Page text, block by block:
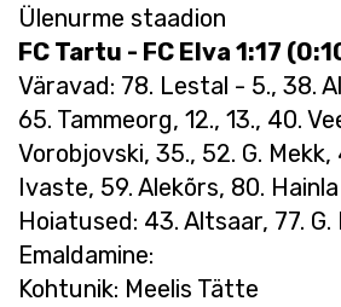
Ülenurme staadion
FC Tartu - FC Elva 1:17
Väravad: 78. Lestal - 5., 38.
65. Tammeorg, 12., 13., 40.
Vorobjovski, 35., 52. G. Mekk,
Ivaste, 59. Alekõrs, 80. Hainla
Hoiatused: 43. Altsaar, 77. G.
Emaldamine:
Kohtunik: Meelis Tätte